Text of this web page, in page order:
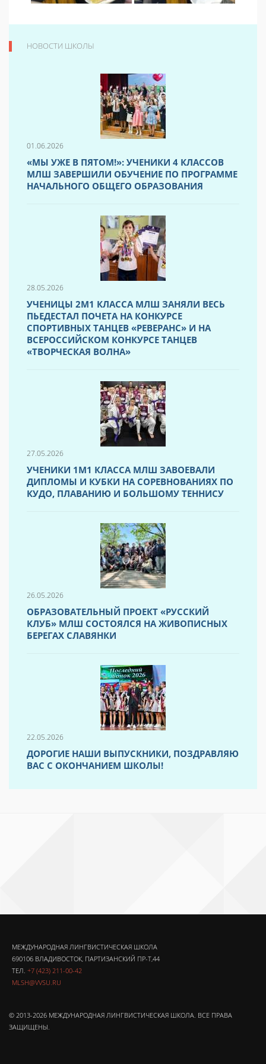
НОВОСТИ ШКОЛЫ
01.06.2026
«МЫ УЖЕ В ПЯТОМ!»: УЧЕНИКИ 4 КЛАССОВ
МЛШ ЗАВЕРШИЛИ ОБУЧЕНИЕ ПО ПРОГРАММЕ
НАЧАЛЬНОГО ОБЩЕГО ОБРАЗОВАНИЯ
28.05.2026
УЧЕНИЦЫ 2М1 КЛАССА МЛШ ЗАНЯЛИ ВЕСЬ
ПЬЕДЕСТАЛ ПОЧЕТА НА КОНКУРСЕ
СПОРТИВНЫХ ТАНЦЕВ «РЕВЕРАНС» И НА
ВСЕРОССИЙСКОМ КОНКУРСЕ ТАНЦЕВ
«ТВОРЧЕСКАЯ ВОЛНА»
27.05.2026
УЧЕНИКИ 1М1 КЛАССА МЛШ ЗАВОЕВАЛИ
ДИПЛОМЫ И КУБКИ НА СОРЕВНОВАНИЯХ ПО
КУДО, ПЛАВАНИЮ И БОЛЬШОМУ ТЕННИСУ
26.05.2026
ОБРАЗОВАТЕЛЬНЫЙ ПРОЕКТ «РУССКИЙ
КЛУБ» МЛШ СОСТОЯЛСЯ НА ЖИВОПИСНЫХ
БЕРЕГАХ СЛАВЯНКИ
22.05.2026
ДОРОГИЕ НАШИ ВЫПУСКНИКИ, ПОЗДРАВЛЯЮ
ВАС С ОКОНЧАНИЕМ ШКОЛЫ!
МЕЖДУНАРОДНАЯ ЛИНГВИСТИЧЕСКАЯ ШКОЛА
690106 ВЛАДИВОСТОК, ПАРТИЗАНСКИЙ ПР-Т,44
ТЕЛ. +7 (423) 211-00-42
MLSH@VVSU.RU
© 2013-2026 МЕЖДУНАРОДНАЯ ЛИНГВИСТИЧЕСКАЯ ШКОЛА. ВСЕ ПРАВА
ЗАЩИЩЕНЫ.